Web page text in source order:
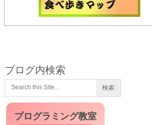
ブログ内検索
プログラミング教室